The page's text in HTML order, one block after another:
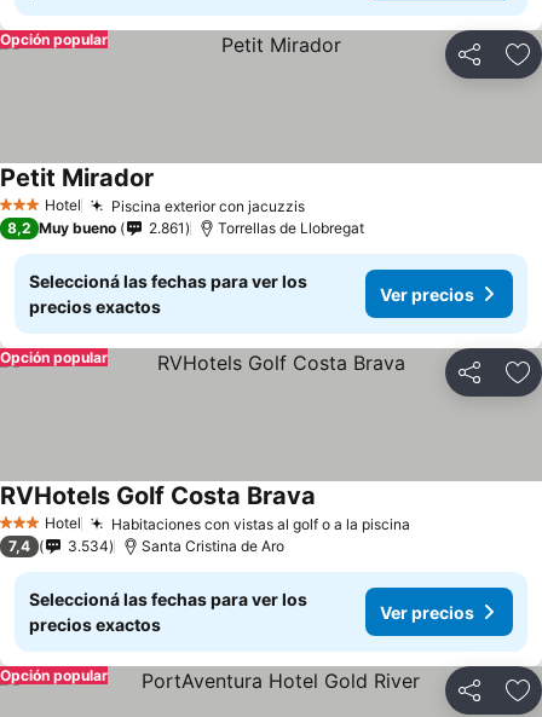
Compartir
Opción popular
3 Estrellas
Hotel Piscina exterior con jacuzzis
Petit Mirador
8,2 Muy bueno 2.861 Torrellas de Llobregat
Seleccioná las fechas para ver los
precios exactos
Ver precios
Compartir
Opción popular
3 Estrellas
Hotel Habitaciones con vistas al golf o a la piscina
RVHotels Golf Costa Brava
7,4 3.534 Santa Cristina de Aro
Seleccioná las fechas para ver los
precios exactos
Ver precios
Compartir
Opción popular